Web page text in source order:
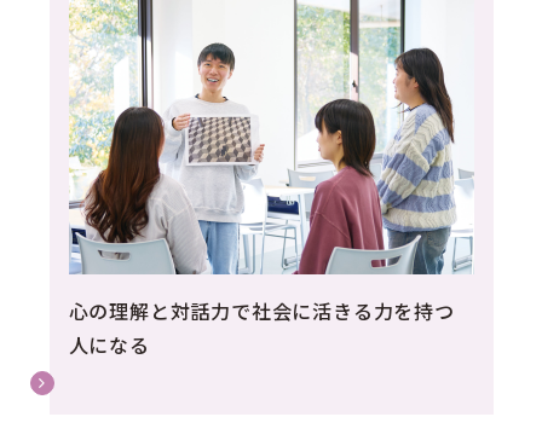
心の理解と対話力で社会に活きる力を持つ
人になる